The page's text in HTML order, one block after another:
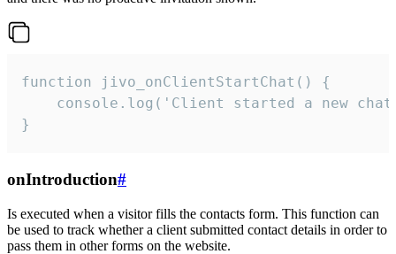
function jivo_onClientStartChat() {
console.log('Client started a new
}
onIntroduction#
Is executed when a visitor fills the contacts form. This function can
be used to track whether a client submitted contact details in order to
pass them in other forms on the website.